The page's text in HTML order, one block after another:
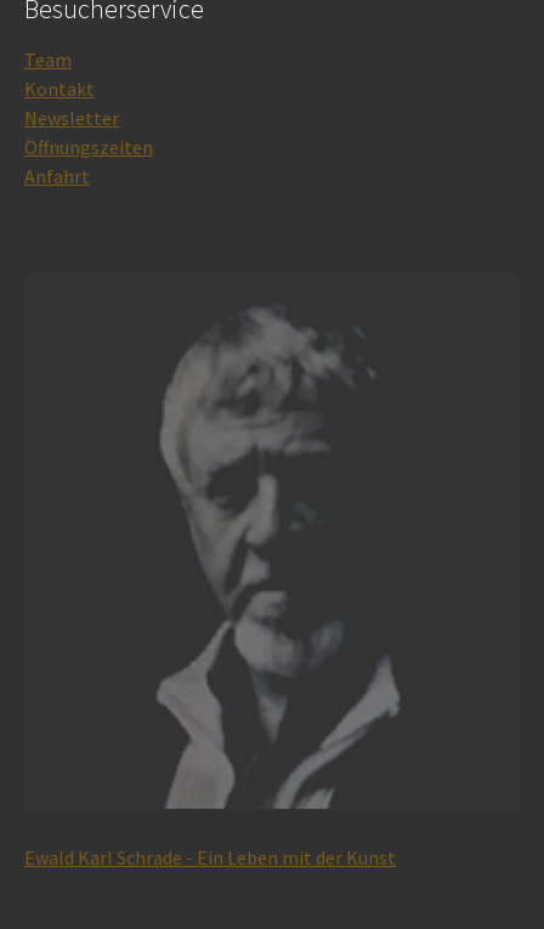
Besucherservice
Team
Kontakt
Newsletter
Öffnungszeiten
Anfahrt
Ewald Karl Schrade - Ein Leben mit der Kunst